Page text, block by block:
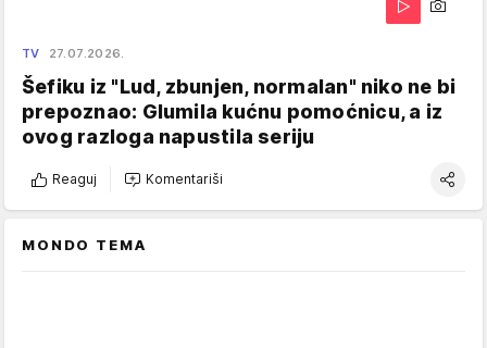
TV 27.07.2026.
Šefiku iz "Lud, zbunjen, normalan" niko ne bi
prepoznao: Glumila kućnu pomoćnicu, a iz
ovog razloga napustila seriju
Reaguj Komentariši
MONDO TEMA